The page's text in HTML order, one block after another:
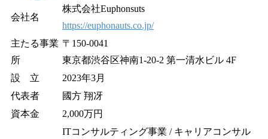
会社名
株式会社Euphonsuts
https://euphonauts.co.jp/
主たる事業
所
〒150-0041
東京都渋谷区神南1-20-2 第一清水ビル 4F
設 立
2023年3月
代表者
國方 翔冴
資本金
2,000万円
ITコンサルティング事業 / キャリアコンサル